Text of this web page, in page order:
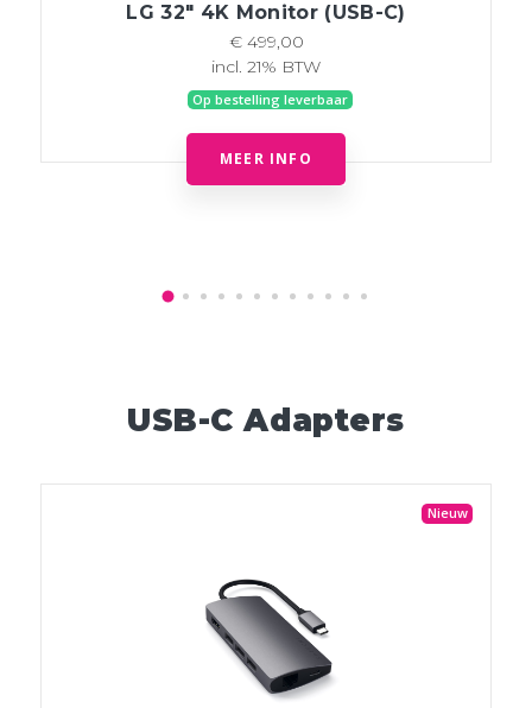
LG 32" 4K Monitor (USB-C)
€ 499,00
incl. 21% BTW
Op bestelling leverbaar
MEER INFO
USB-C Adapters
Nieuw